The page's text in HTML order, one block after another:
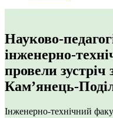
Науково-
інженерно-
провели
Кам’янець-
Інженерно-технічний